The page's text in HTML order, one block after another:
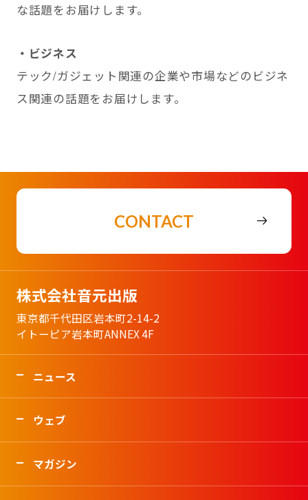
な話題をお届けします。
・ビジネス
テック/ガジェット関連の企業や市場などのビジネ
ス関連の話題をお届けします。
CONTACT
株式会社音元出版
東京都千代田区岩本町2-14-2
イトーピア岩本町ANNEX 4F
ニュース
ウェブ
マガジン